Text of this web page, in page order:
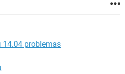
14.04 problemas